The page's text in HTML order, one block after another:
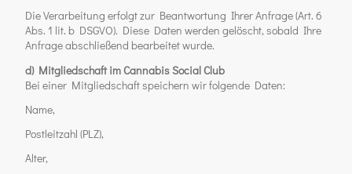
Die Verarbeitung erfolgt zur Beantwortung Ihrer Anfrage (Art. 6
Abs. 1 lit. b DSGVO). Diese Daten werden gelöscht, sobald Ihre
Anfrage abschließend bearbeitet wurde.
d) Mitgliedschaft im Cannabis Social Club
Bei einer Mitgliedschaft speichern wir folgende Daten:
Name,
Postleitzahl (PLZ),
Alter,